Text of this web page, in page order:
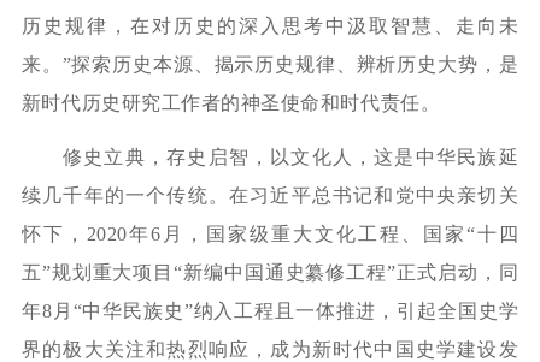
历史规律，在对历史的深入思考中汲取智慧、走向未
来。”探索历史本源、揭示历史规律、辨析历史大势，是
新时代历史研究工作者的神圣使命和时代责任。
修史立典，存史启智，以文化人，这是中华民族延
续几千年的一个传统。在习近平总书记和党中央亲切关
怀下，2020年6月，国家级重大文化工程、国家“十四
五”规划重大项目“新编中国通史纂修工程”正式启动，同
年8月“中华民族史”纳入工程且一体推进，引起全国史学
界的极大关注和热烈响应，成为新时代中国史学建设发